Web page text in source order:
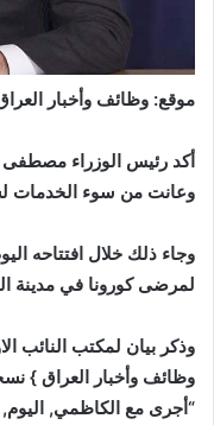
موقع: وظائف وأخبار
أكد رئيس الوزراء مصطفى
وعانت من سوء الخدمات
وجاء ذلك خلال افتتاحه
لمرضى كورونا في مدينة
وذكر بيان لمكتب النائب
وظائف وأخبار العراق }
“أجرى مع الكاظمي, اليوم,